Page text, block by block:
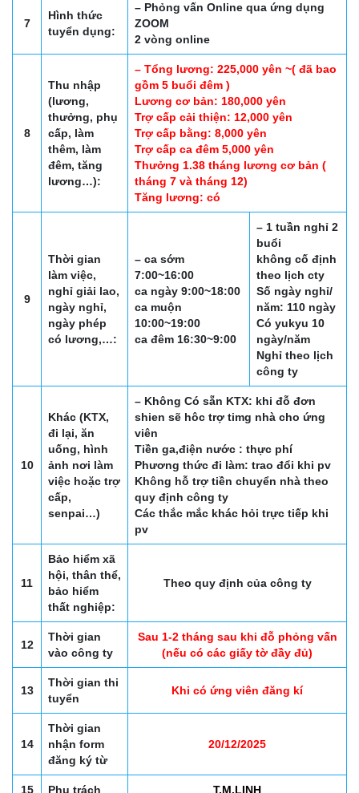
7
Hình thức
tuyển dụng:
– Phỏng vấn Online qua ứng dụng
ZOOM
2 vòng online
8
Thu nhập
(lương,
thưởng, phụ
cấp, làm
thêm, làm
đêm, tăng
lương…):
– Tổng lương: 225,000 yên ~( đã bao
gồm 5 buổi đêm )
Lương cơ bản: 180,000 yên
Trợ cấp cải thiện: 12,000 yên
Trợ cấp bằng: 8,000 yên
Trợ cấp ca đêm 5,000 yên
Thưởng 1.38 tháng lương cơ bản (
tháng 7 và tháng 12)
Tăng lương: có
9
Thời gian
làm việc,
nghỉ giải lao,
ngày nghỉ,
ngày phép
có lương,…:
– ca sớm
7:00~16:00
ca ngày 9:00~18:00
ca muộn
10:00~19:00
ca đêm 16:30~9:00
– 1 tuần nghỉ 2
buổi
không cố định
theo lịch cty
Số ngày nghỉ/
năm: 110 ngày
Có yukyu 10
ngày/năm
Nghỉ theo lịch
công ty
10
Khác (KTX,
đi lại, ăn
uống, hình
ảnh nơi làm
việc hoặc trợ
cấp,
senpai…)
– Không Có sẵn KTX: khi đỗ đơn
shien sẽ hôc trợ timg nhà cho ứng
viên
Tiền ga,điện nước : thực phí
Phương thức đi làm: trao đổi khi pv
Không hỗ trợ tiền chuyển nhà theo
quy định công ty
Các thắc mắc khác hỏi trực tiếp khi
pv
11
Bảo hiểm xã
hội, thân thể,
bảo hiểm
thất nghiệp:
Theo quy định của công ty
12
Thời gian
vào công ty
Sau 1-2 tháng sau khi đỗ phỏng vấn
(nếu có các giấy tờ đầy đủ)
13
Thời gian thi
tuyển
Khi có ứng viên đăng kí
14
Thời gian
nhận form
đăng ký từ
20/12/2025
15 Phụ trách T.M.LINH